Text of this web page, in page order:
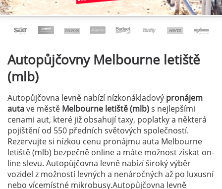
AutopůjčovnyMelbourne letiště
(mlb)
Autopůjčovna levně nabízí nízkonákladový pronájem
autave městě Melbourne letiště (mlb)s nejlepšími
cenami aut, které již obsahují taxy, poplatky a některá
pojištění od 550 předních světových společností.
Rezervujte si nízkou cenu pronájmu auta Melbourne
letiště (mlb) bezpečně online a máte možnost získat on-
line slevu. Autopůjčovna levně nabízí široký výběr
vozidel z možností levných a nenáročných až po luxusní
nebo vícemístné mikrobusy.Autopůjčovna levně